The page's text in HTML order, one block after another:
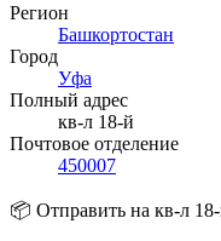
Регион
Башкортостан
Город
Уфа
Полный адрес
кв-л 18-й
Почтовое отделение
450007
📦 Отправить на кв-л